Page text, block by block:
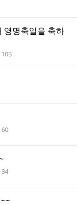
명축일을 축하
조회수
103
조회수
60
조회수
34